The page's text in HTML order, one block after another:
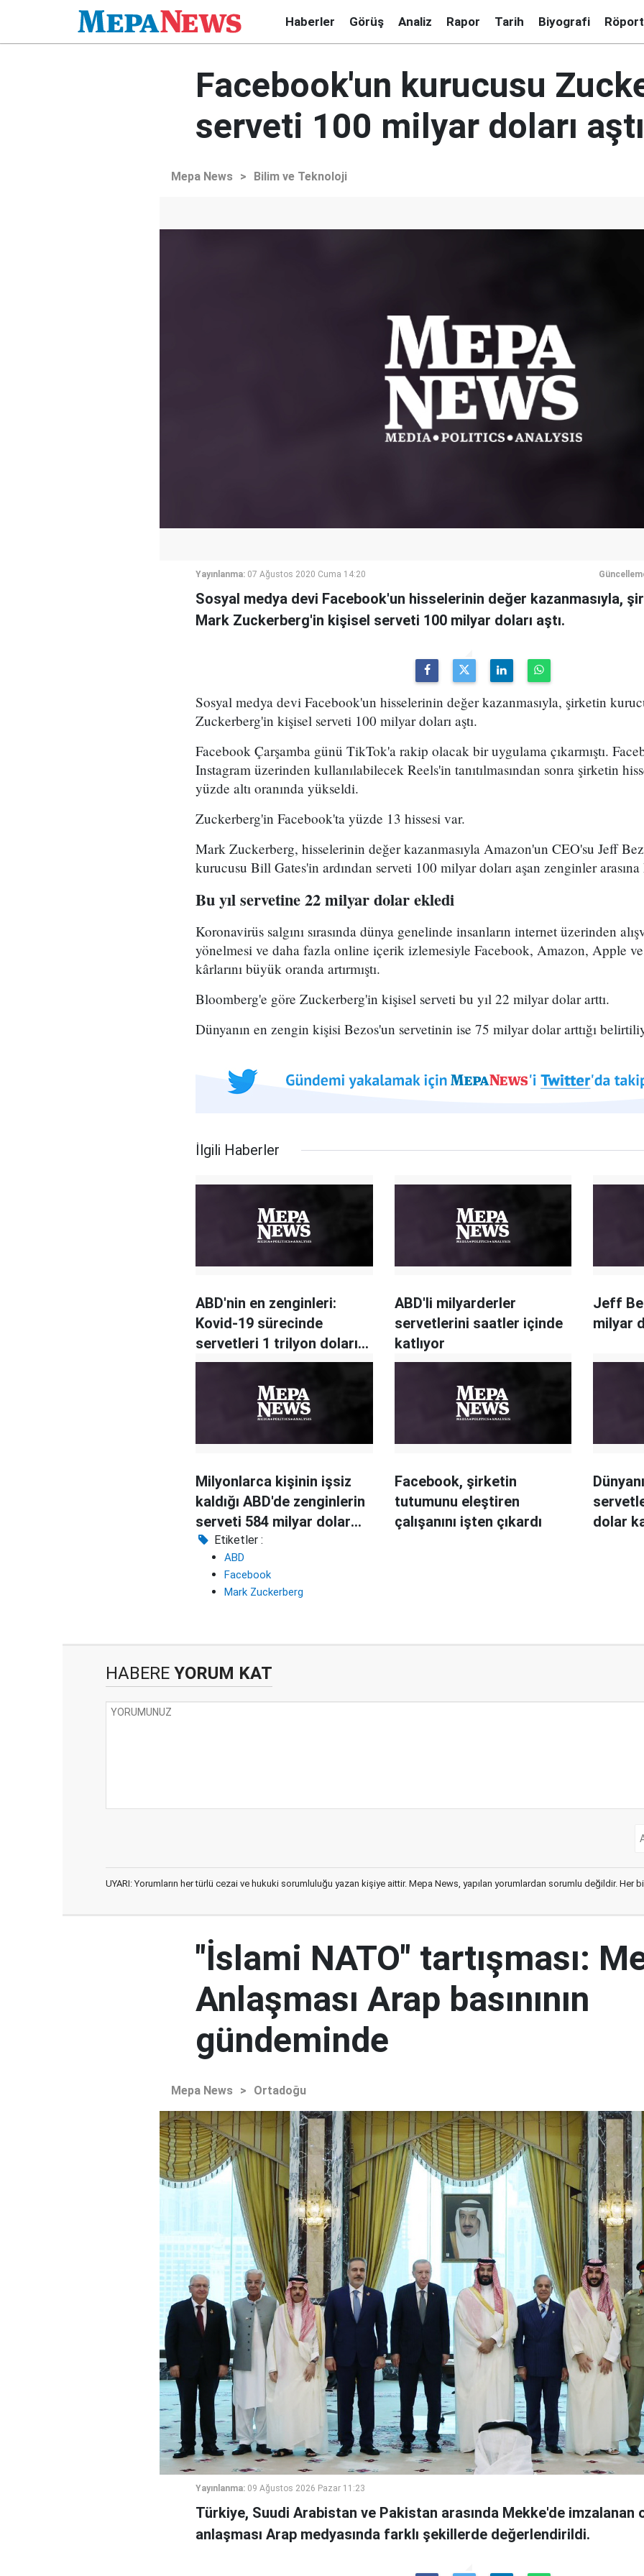
Haberler Görüş Analiz Rapor Tarih Biyografi
Facebook'un kurucusu
serveti 100 milyar doları aştı
Mepa News > Bilim ve Teknoloji
Yayınlanma: 07 Ağustos 2020 Cuma 14:20
Sosyal medya devi Facebook'un hisselerinin değer kazanmasıyla,
Mark Zuckerberg'in kişisel serveti 100 milyar doları aştı.
Sosyal medya devi Facebook'un hisselerinin değer kazanmasıyla, şirketin
Zuckerberg'in kişisel serveti 100 milyar doları aştı.
Facebook Çarşamba günü TikTok'a rakip olacak bir uygulama çıkarmıştı.
Instagram üzerinden kullanılabilecek Reels'in tanıtılmasından sonra şirketin
yüzde altı oranında yükseldi.
Zuckerberg'in Facebook'ta yüzde 13 hissesi var.
Mark Zuckerberg, hisselerinin değer kazanmasıyla Amazon'un CEO'su Jeff
kurucusu Bill Gates'in ardından serveti 100 milyar doları aşan zenginler arasına
Bu yıl servetine 22 milyar dolar ekledi
Koronavirüs salgını sırasında dünya genelinde insanların internet üzerinden
yönelmesi ve daha fazla online içerik izlemesiyle Facebook, Amazon, Apple
kârlarını büyük oranda artırmıştı.
Bloomberg'e göre Zuckerberg'in kişisel serveti bu yıl 22 milyar dolar arttı.
Dünyanın en zengin kişisi Bezos'un servetinin ise 75 milyar dolar arttığı
İlgili Haberler
ABD'nin en zenginleri:
Kovid-19 sürecinde
servetleri 1 trilyon doları
aştı
ABD'li milyarderler
servetlerini saatler içinde
katlıyor
Jeff
milyar
Milyonlarca kişinin işsiz
kaldığı ABD'de zenginlerin
serveti 584 milyar dolar
arttı
Facebook, şirketin
tutumunu eleştiren
çalışanını işten çıkardı
dolar
Etiketler :
ABD
Facebook
Mark Zuckerberg
HABERE YORUM KAT
UYARI: Yorumların her türlü cezai ve hukuki sorumluluğu yazan kişiye aittir. Mepa News, yapılan yorumlardan sorumlu değildir. Her
"İslami NATO" tartışması:
Anlaşması Arap basınının
gündeminde
Mepa News > Ortadoğu
Yayınlanma: 09 Ağustos 2026 Pazar 11:23
Türkiye, Suudi Arabistan ve Pakistan arasında Mekke'de imzalanan
anlaşması Arap medyasında farklı şekillerde değerlendirildi.